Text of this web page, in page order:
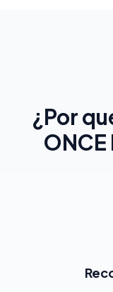
¿Por
ONCE